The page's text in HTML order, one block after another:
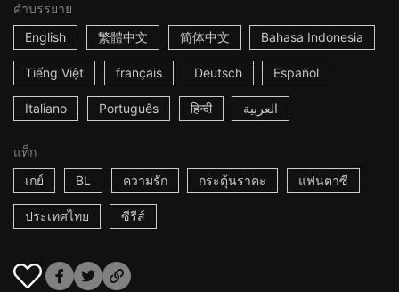
คำบรรยาย
English
繁體中文 简体中文 Bahasa Indonesia
Tiếng Việt français Deutsch Español
Italiano Português हिन्दी العربية
แท็ก
เกย์
BL ความรัก กระตุ้นราคะ แฟนตาซี
ประเทศไทย ซีรีส์